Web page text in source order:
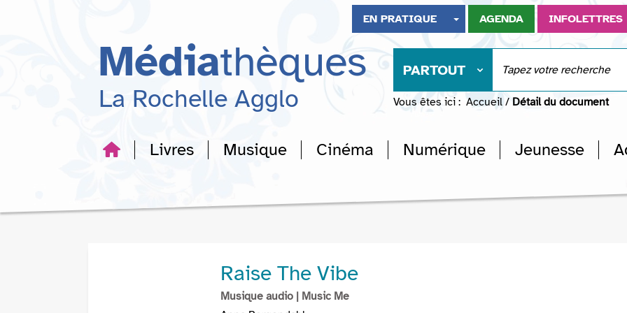
recherche
EN PRATIQUE AGENDA INFOLETTRES
Médiathèques
La Rochelle Agglo
PARTOUT
Vous êtes ici : Accueil / Détail du document
Livres Musique Cinéma Numérique Jeunesse
Raise The Vibe
Musique audio | Music Me